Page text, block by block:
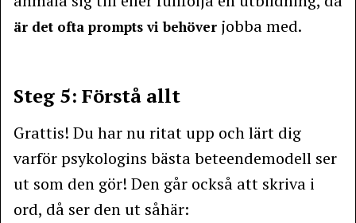
är det ofta prompts vi behöver jobba med.
Steg 5: Förstå allt
Grattis! Du har nu ritat upp och lärt dig
varför psykologins bästa beteendemodell ser
ut som den gör! Den går också att skriva i
ord, då ser den ut såhär: